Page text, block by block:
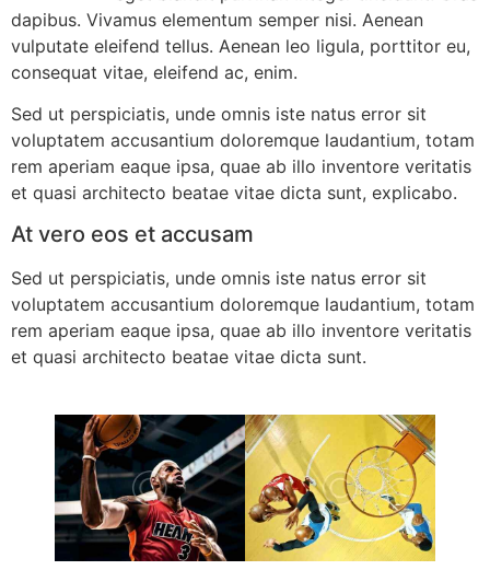
dapibus. Vivamus elementum semper nisi. Aenean
vulputate eleifend tellus. Aenean leo ligula, porttitor eu,
consequat vitae, eleifend ac, enim.
Sed ut perspiciatis, unde omnis iste natus error sit
voluptatem accusantium doloremque laudantium, totam
rem aperiam eaque ipsa, quae ab illo inventore veritatis
et quasi architecto beatae vitae dicta sunt, explicabo.
At vero eos et accusam
Sed ut perspiciatis, unde omnis iste natus error sit
voluptatem accusantium doloremque laudantium, totam
rem aperiam eaque ipsa, quae ab illo inventore veritatis
et quasi architecto beatae vitae dicta sunt.